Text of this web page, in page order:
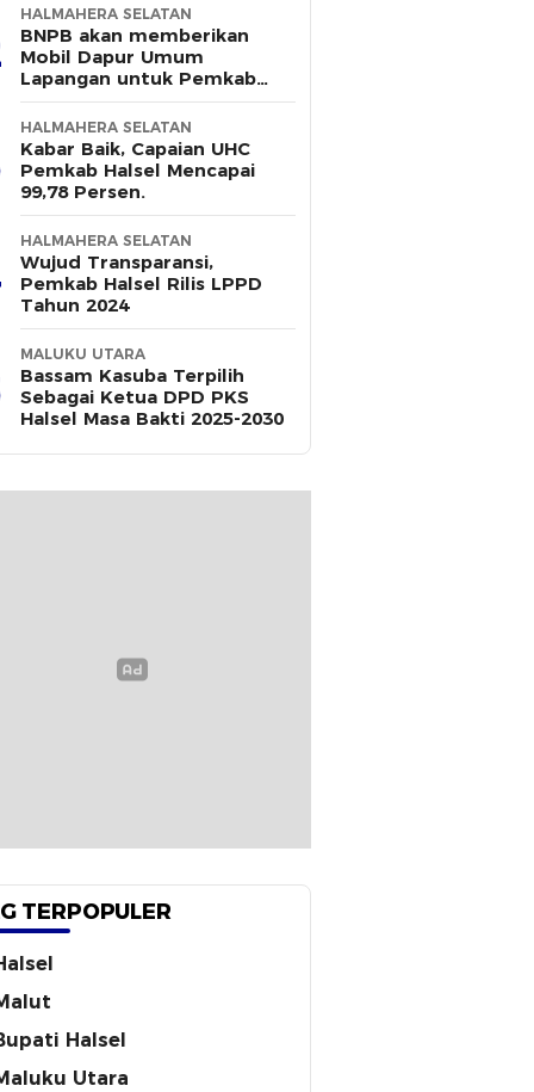
HALMAHERA SELATAN
BNPB akan memberikan
Mobil Dapur Umum
Lapangan untuk Pemkab
Halsel
HALMAHERA SELATAN
Kabar Baik, Capaian UHC
Pemkab Halsel Mencapai
99,78 Persen.
HALMAHERA SELATAN
Wujud Transparansi,
Pemkab Halsel Rilis LPPD
Tahun 2024
MALUKU UTARA
Bassam Kasuba Terpilih
Sebagai Ketua DPD PKS
Halsel Masa Bakti 2025-2030
TERPOPULER
Halsel
Utara